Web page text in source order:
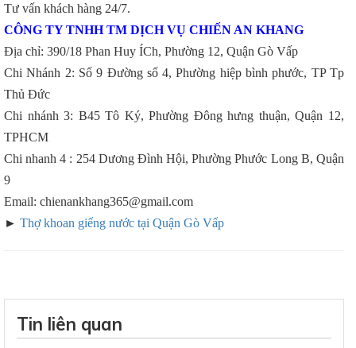
Tư vấn khách hàng 24/7.
CÔNG TY TNHH TM DỊCH VỤ CHIẾN AN KHANG
Địa chỉ: 390/18 Phan Huy ÍCh, Phường 12, Quận Gò Vấp
Chi Nhánh 2: Số 9 Đường số 4, Phường hiệp bình phước, TP Tp
Thủ Đức
Chi nhánh 3: B45 Tô Ký, Phường Đông hưng thuận, Quận 12,
TPHCM
Chi nhanh 4 : 254 Dương Đình Hội, Phường Phước Long B, Quận
9
Email: chienankhang365@gmail.com
► Thợ khoan giếng nước tại Quận Gò Vấp
Tin liên quan